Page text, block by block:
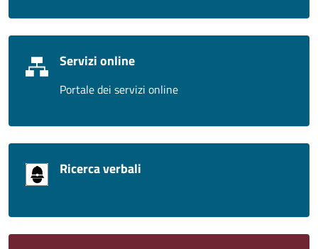
Servizi online
Portale dei servizi online
Ricerca verbali